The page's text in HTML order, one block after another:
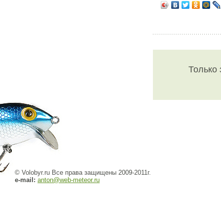
Только
© Volobyr.ru Все права защищены 2009-2011г.
e-mail: anton@web-meteor.ru